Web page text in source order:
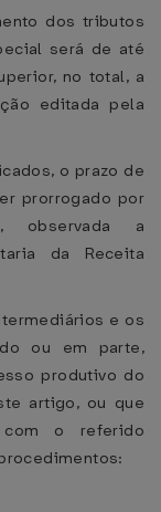
dos tributos
será de até
no total, a
editada pela
o prazo de
prorrogado por
observada a
da Receita
e os
ou em parte,
produtivo do
artigo, ou que
com o referido